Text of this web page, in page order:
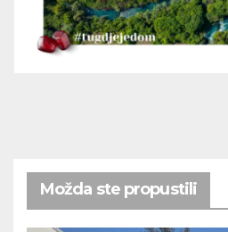
Možda ste propustili